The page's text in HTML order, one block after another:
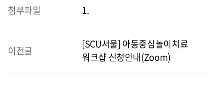
첨부파일 1.
이전글
[SCU서울] 아동중심놀이치료
워크샵 신청안내(Zoom)